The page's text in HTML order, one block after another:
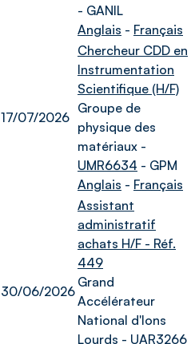
- GANIL
Anglais - Français
17/07/2026
Chercheur CDD en
Instrumentation
Scientifique (H/F)
Groupe de
physique des
matériaux -
UMR6634 - GPM
Anglais - Français
30/06/2026
Assistant
administratif
achats H/F - Réf.
449
Grand
Accélérateur
National d'Ions
Lourds - UAR3266